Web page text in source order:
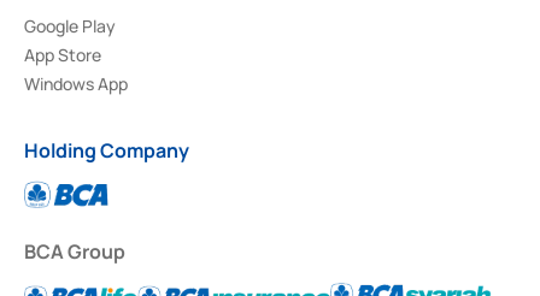
Google Play
App Store
Windows App
Holding Company
BCA Group